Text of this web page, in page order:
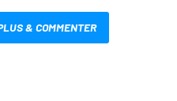
& COMMENTER